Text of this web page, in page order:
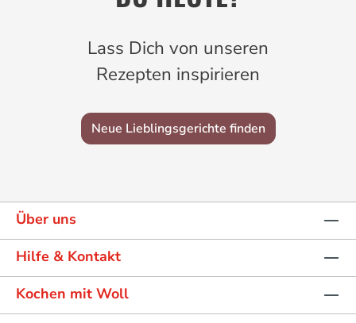
Lass Dich von unseren
Rezepten inspirieren
Neue Lieblingsgerichte finden
Über uns
Hilfe & Kontakt
Kochen mit Woll